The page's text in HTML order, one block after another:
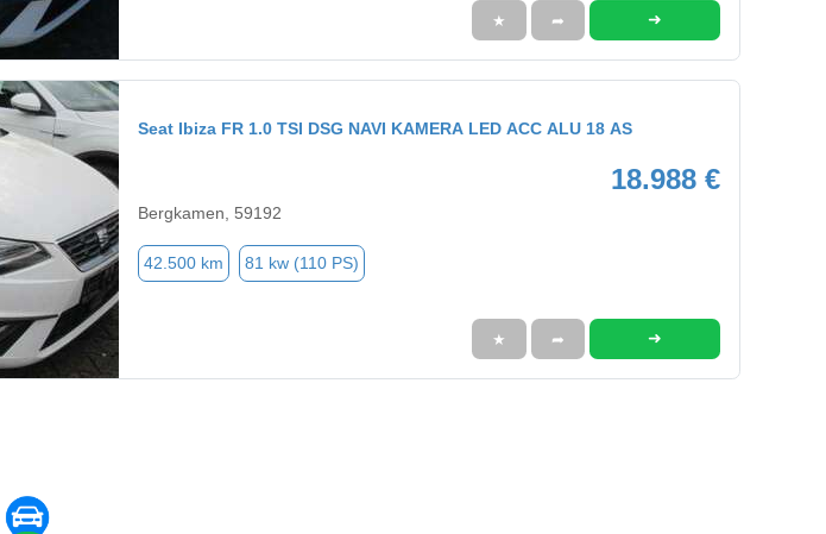
★ ➦ ➜
Seat Ibiza FR 1.0 TSI DSG NAVI KAMERA LED ACC ALU 18 AS
18.988 €
Bergkamen, 59192
42.500 km 81 kw (110 PS)
★ ➦ ➜